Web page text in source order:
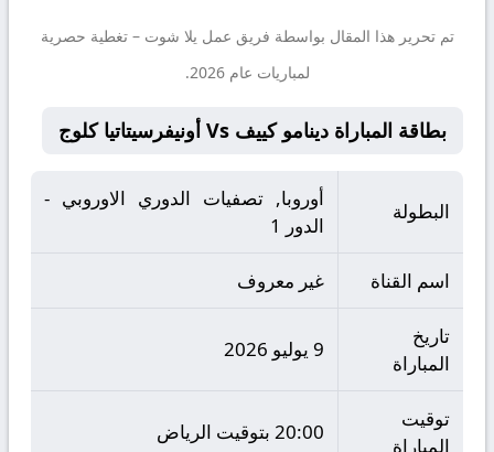
تم تحرير هذا المقال بواسطة فريق عمل يلا شوت – تغطية حصرية
لمباريات عام 2026.
بطاقة المباراة دينامو كييف Vs أونيفرسيتاتيا كلوج
البطولة
أوروبا, تصفيات الدوري الاوروبي -
الدور 1
اسم القناة غير معروف
تاريخ
المباراة
9 يوليو 2026
توقيت
المباراة
20:00 بتوقيت الرياض